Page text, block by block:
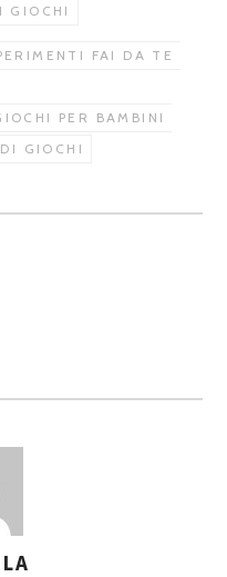
GIOCHI
FAI DA TE
PER BAMBINI
GIOCHI